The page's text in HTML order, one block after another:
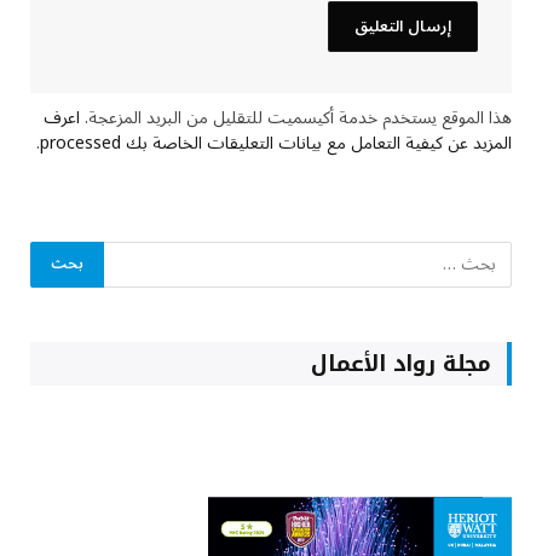
هذا الموقع يستخدم خدمة أكيسميت للتقليل من البريد المزعجة.اعرف
المزيد عن كيفية التعامل مع بيانات التعليقات الخاصة بك processed .
مجلة رواد الأعمال